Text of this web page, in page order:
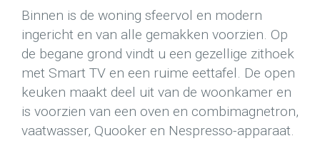
Binnen is de woning sfeervol en modern
ingericht en van alle gemakken voorzien. Op
de begane grond vindt u een gezellige zithoek
met Smart TV en een ruime eettafel. De open
keuken maakt deel uit van de woonkamer en
is voorzien van een oven en combimagnetron,
vaatwasser, Quooker en Nespresso-apparaat.